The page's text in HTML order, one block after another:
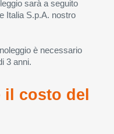
sarà a seguito
Italia S.p.A. nostro
è necessario
3 anni.
costo del